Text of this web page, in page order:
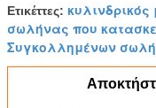
Ετικέττες:
σωλήνας που
Συγκολλημένων